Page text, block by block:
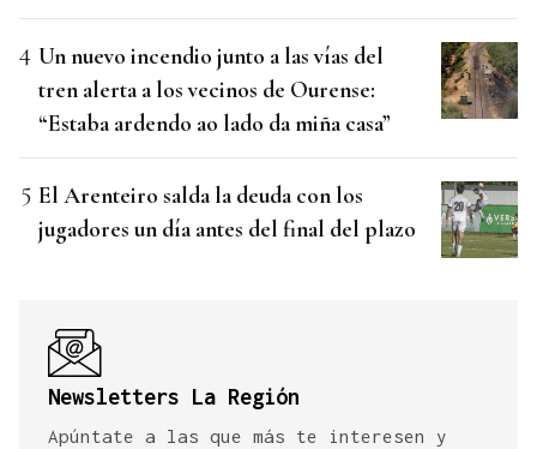
Un nuevo incendio junto a las vías del
tren alerta a los vecinos de Ourense:
“Estaba ardendo ao lado da miña casa”
El Arenteiro salda la deuda con los
jugadores un día antes del final del plazo
Newsletters La Región
Apúntate a las que más te interesen y